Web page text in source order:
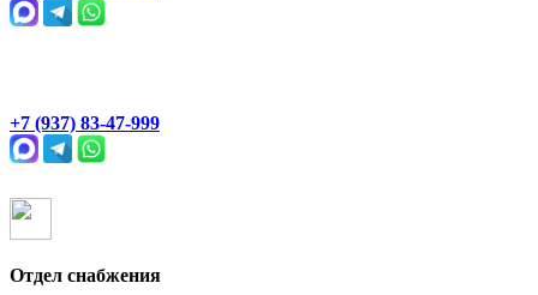
+7 (937) 83-47-999
Отдел снабжения